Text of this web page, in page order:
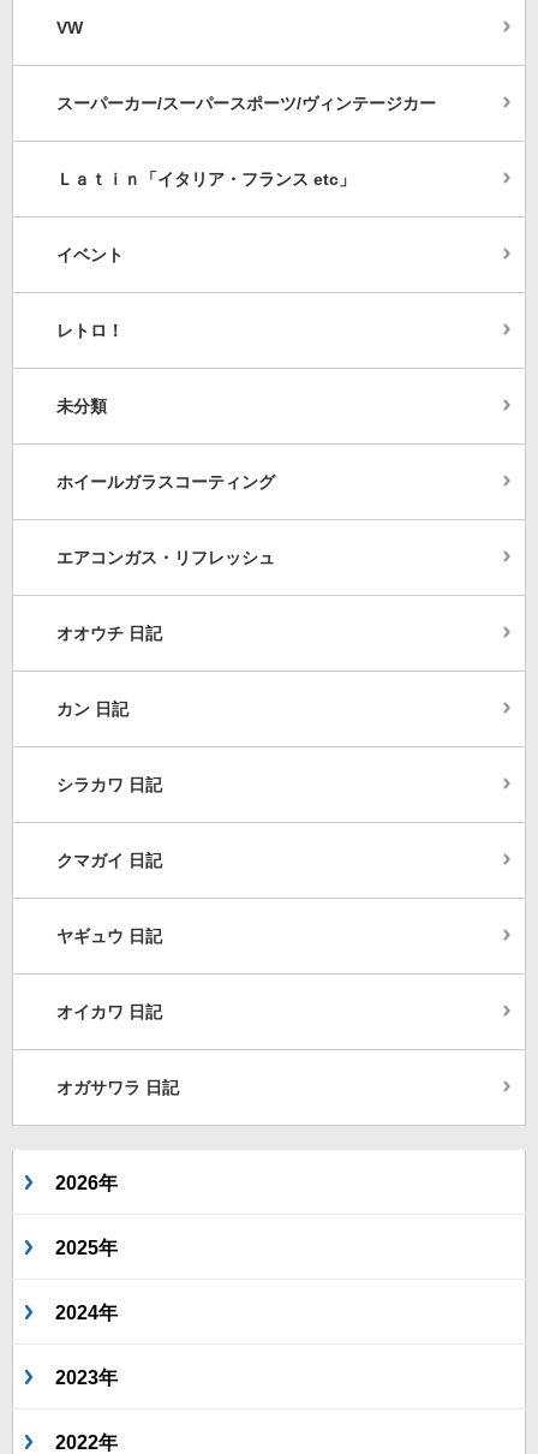
VW
スーパーカー/スーパースポーツ/ヴィンテージカー
Ｌａｔｉｎ「イタリア・フランス etc」
イベント
レトロ！
未分類
ホイールガラスコーティング
エアコンガス・リフレッシュ
オオウチ 日記
カン 日記
シラカワ 日記
クマガイ 日記
ヤギュウ 日記
オイカワ 日記
オガサワラ 日記
2026年
2025年
2024年
2023年
2022年